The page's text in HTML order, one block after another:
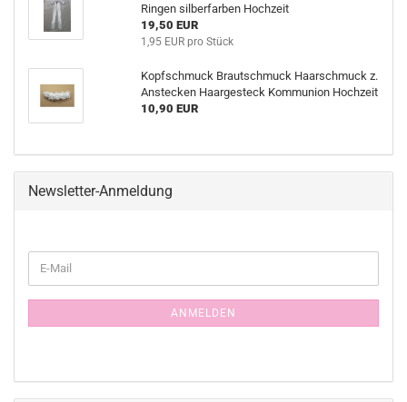
Ringen silberfarben Hochzeit
19,50 EUR
1,95 EUR pro Stück
Kopfschmuck Brautschmuck Haarschmuck z.
Anstecken Haargesteck Kommunion Hochzeit
10,90 EUR
Newsletter-Anmeldung
ZUR
E-
Mail
ANMELDEN